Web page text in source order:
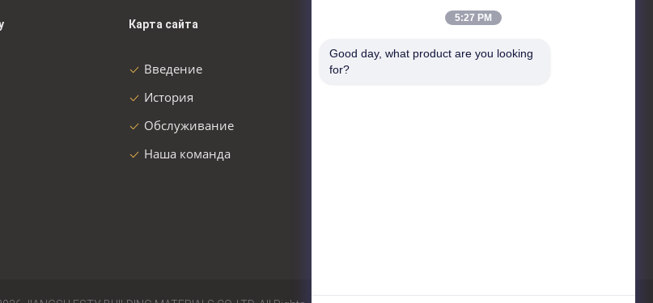
Карта сайта
Введение
История
Обслуживание
Наша команда
контактные данные
JIANGSU ESTY BUILDING
5:27 PM
Good day, what product are you looking
for?